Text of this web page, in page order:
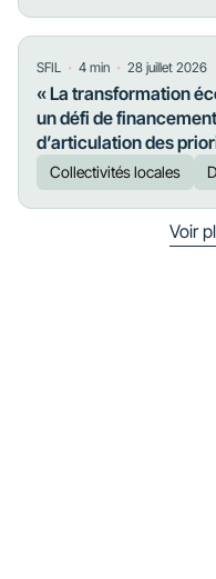
SFIL ・ 4 min ・ 28 juillet 2026
« La transformation
un défi de
d’articulation des
Collectivités locales
Voir